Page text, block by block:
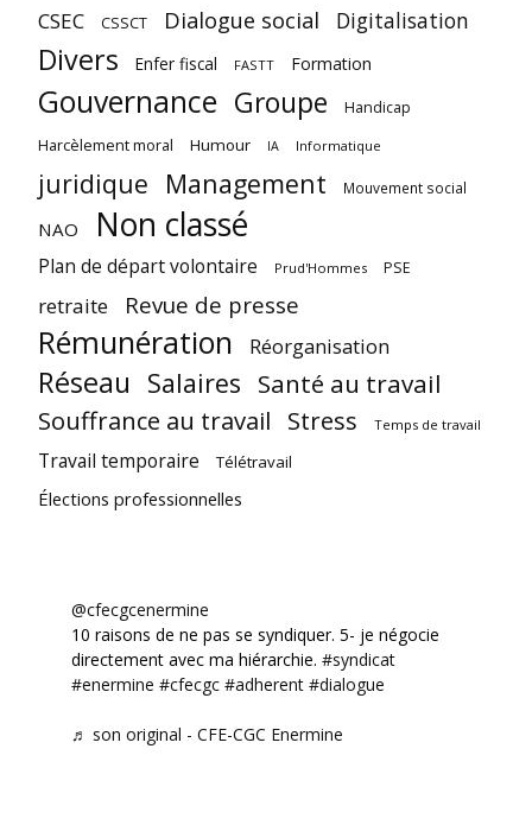
CSEC CSSCT Dialogue social Digitalisation
Divers Enfer fiscal FASTT Formation
Gouvernance Groupe Handicap
Harcèlement moral Humour IA Informatique
juridique Management Mouvement social
NAO Non classé
Plan de départ volontaire Prud'Hommes PSE
retraite Revue de presse
Rémunération Réorganisation
Réseau Salaires Santé au travail
Souffrance au travail Stress Temps de travail
Travail temporaire Télétravail
Élections professionnelles
@cfecgcenermine
10 raisons de ne pas se syndiquer. 5- je négocie
directement avec ma hiérarchie. #syndicat
#enermine #cfecgc #adherent #dialogue
♬ son original - CFE-CGC Enermine